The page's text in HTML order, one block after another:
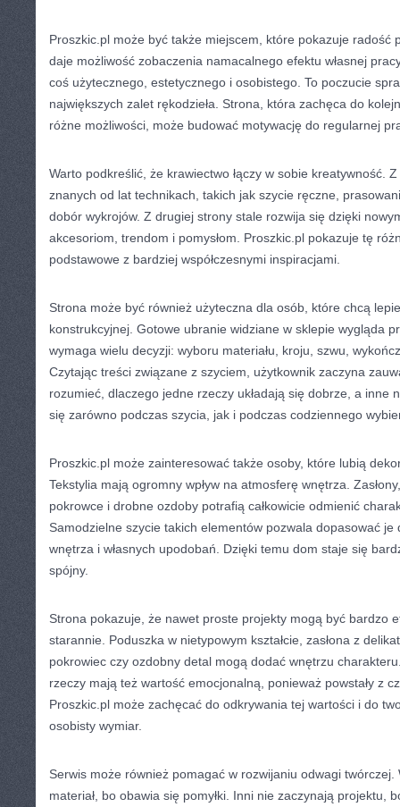
Proszkic.pl może być także miejscem, które pokazuje radość
daje możliwość zobaczenia namacalnego efektu własnej
coś użytecznego, estetycznego i osobistego. To poczucie
największych zalet rękodzieła. Strona, która zachęca do
różne możliwości, może budować motywację do regularnej
Warto podkreślić, że krawiectwo łączy w sobie kreatywność.
znanych od lat technikach, takich jak szycie ręczne,
dobór wykrojów. Z drugiej strony stale rozwija się dzięki
akcesoriom, trendom i pomysłom. Proszkic.pl pokazuje tę
podstawowe z bardziej współczesnymi inspiracjami.
Strona może być również użyteczna dla osób, które chcą
konstrukcyjnej. Gotowe ubranie widziane w sklepie wygląda
wymaga wielu decyzji: wyboru materiału, kroju, szwu,
Czytając treści związane z szyciem, użytkownik zaczyna
rozumieć, dlaczego jedne rzeczy układają się dobrze, a inne
się zarówno podczas szycia, jak i podczas codziennego
Proszkic.pl może zainteresować także osoby, które lubią
Tekstylia mają ogromny wpływ na atmosferę wnętrza.
pokrowce i drobne ozdoby potrafią całkowicie odmienić
Samodzielne szycie takich elementów pozwala dopasować
wnętrza i własnych upodobań. Dzięki temu dom staje się
spójny.
Strona pokazuje, że nawet proste projekty mogą być bardzo
starannie. Poduszka w nietypowym kształcie, zasłona z
pokrowiec czy ozdobny detal mogą dodać wnętrzu
rzeczy mają też wartość emocjonalną, ponieważ powstały z
Proszkic.pl może zachęcać do odkrywania tej wartości i do
osobisty wymiar.
Serwis może również pomagać w rozwijaniu odwagi twórczej.
materiał, bo obawia się pomyłki. Inni nie zaczynają projektu,